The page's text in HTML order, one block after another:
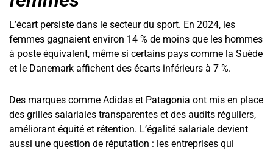
L’écart persiste dans le secteur du sport. En 2024, les
femmes gagnaient environ 14 % de moins que les hommes
à poste équivalent, même si certains pays comme la Suède
et le Danemark affichent des écarts inférieurs à 7 %.
Des marques comme Adidas et Patagonia ont mis en place
des grilles salariales transparentes et des audits réguliers,
améliorant équité et rétention. L’égalité salariale devient
aussi une question de réputation : les entreprises qui